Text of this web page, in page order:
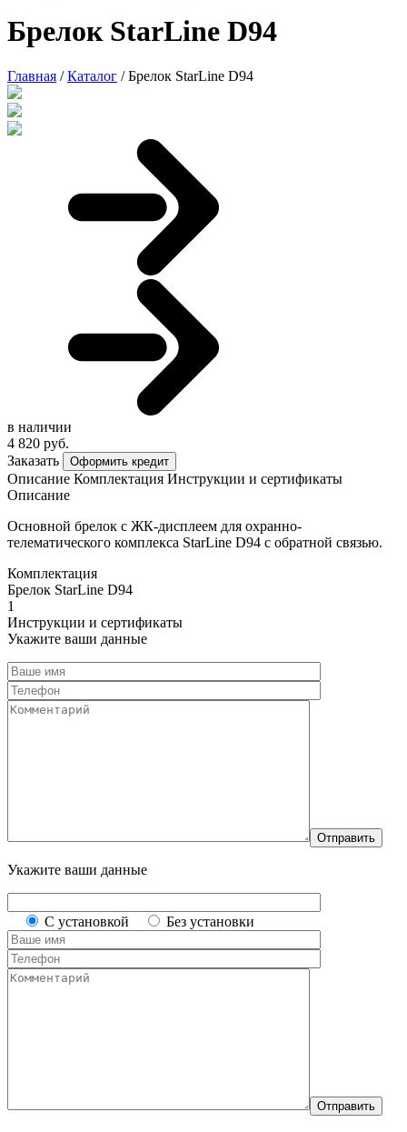
Брелок StarLine D94
Главная / Каталог / Брелок StarLine D94
в наличии
4 820 руб.
Заказать
Оформить кредит
Описание Комплектация Инструкции и сертификаты
Описание
Основной брелок с ЖК-дисплеем для охранно-
телематического комплекса StarLine D94 с обратной связью.
Комплектация
Брелок StarLine D94
1
Инструкции и сертификаты
Укажите ваши данные
Укажите ваши данные
С установкой Без установки